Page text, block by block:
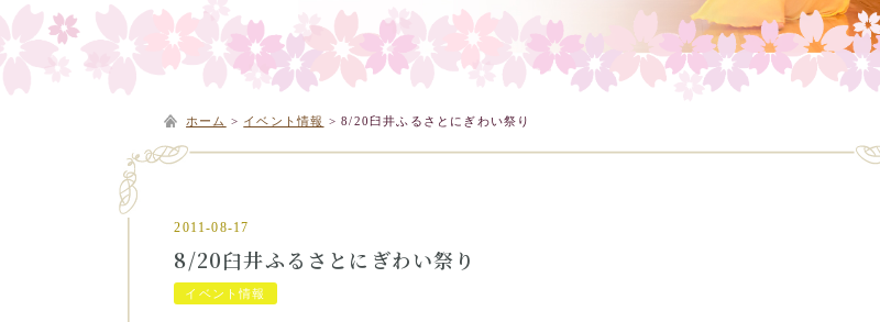
ホーム > イベント情報 >8/20臼井ふるさとにぎわい祭り
2011-08-17
8/20臼井ふるさとにぎわい祭り
イベント情報